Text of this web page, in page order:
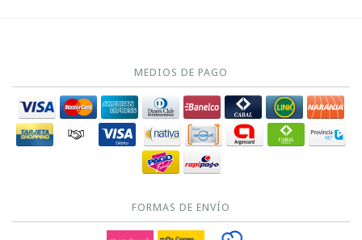
MEDIOS DE PAGO
FORMAS DE ENVÍO